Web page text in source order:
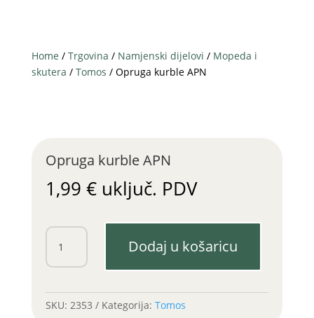
Home / Trgovina / Namjenski dijelovi / Mopeda i
skutera / Tomos / Opruga kurble APN
Opruga kurble APN
1,99 € uključ. PDV
Opruga
kurble
APN
Dodaj u košaricu
SKU: 2353 Kategorija: Tomos